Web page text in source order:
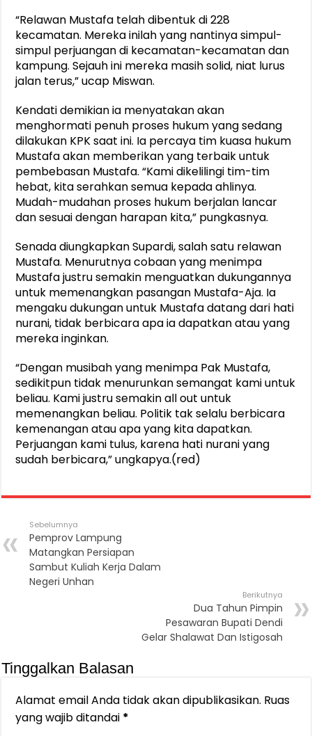
“Relawan Mustafa telah dibentuk di 228
kecamatan. Mereka inilah yang nantinya simpul-
simpul perjuangan di kecamatan-kecamatan dan
kampung. Sejauh ini mereka masih solid, niat lurus
jalan terus,” ucap Miswan.
Kendati demikian ia menyatakan akan
menghormati penuh proses hukum yang sedang
dilakukan KPK saat ini. Ia percaya tim kuasa hukum
Mustafa akan memberikan yang terbaik untuk
pembebasan Mustafa. “Kami dikelilingi tim-tim
hebat, kita serahkan semua kepada ahlinya.
Mudah-mudahan proses hukum berjalan lancar
dan sesuai dengan harapan kita,” pungkasnya.
Senada diungkapkan Supardi, salah satu relawan
Mustafa. Menurutnya cobaan yang menimpa
Mustafa justru semakin menguatkan dukungannya
untuk memenangkan pasangan Mustafa-Aja. Ia
mengaku dukungan untuk Mustafa datang dari hati
nurani, tidak berbicara apa ia dapatkan atau yang
mereka inginkan.
“Dengan musibah yang menimpa Pak Mustafa,
sedikitpun tidak menurunkan semangat kami untuk
beliau. Kami justru semakin all out untuk
memenangkan beliau. Politik tak selalu berbicara
kemenangan atau apa yang kita dapatkan.
Perjuangan kami tulus, karena hati nurani yang
sudah berbicara,” ungkapya.(red)
Sebelumnya
Pemprov Lampung
Matangkan Persiapan
Sambut Kuliah Kerja Dalam
Negeri Unhan
Berikutnya
Dua Tahun Pimpin
Pesawaran Bupati Dendi
Gelar Shalawat Dan Istigosah
Tinggalkan Balasan
Alamat email Anda tidak akan dipublikasikan. Ruas
yang wajib ditandai *